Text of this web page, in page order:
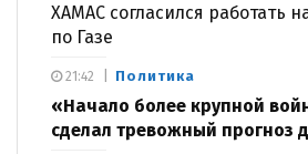
ХАМАС согласился работать
по Газе
Политика
«Начало более крупной
сделал тревожный прогноз
21:42